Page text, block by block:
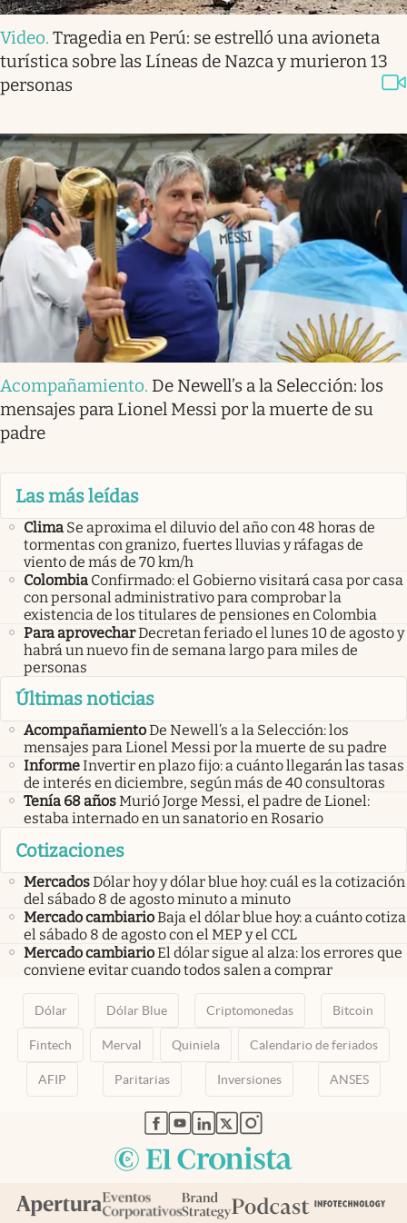
Video. Tragedia en Perú: se estrelló una avioneta
turística sobre las Líneas de Nazca y murieron 13
personas
Acompañamiento. De Newell’s a la Selección: los
mensajes para Lionel Messi por la muerte de su
padre
Las más leídas
Clima Se aproxima el diluvio del año con 48 horas de
tormentas con granizo, fuertes lluvias y ráfagas de
viento de más de 70 km/h
Colombia Confirmado: el Gobierno visitará casa por casa
con personal administrativo para comprobar la
existencia de los titulares de pensiones en Colombia
Para aprovecharDecretan feriado el lunes 10 de agosto y
habrá un nuevo fin de semana largo para miles de
personas
Últimas noticias
AcompañamientoDe Newell’s a la Selección: los
mensajes para Lionel Messi por la muerte de su padre
InformeInvertir en plazo fijo: a cuánto llegarán las tasas
de interés en diciembre, según más de 40 consultoras
Tenía 68 añosMurió Jorge Messi, el padre de Lionel:
estaba internado en un sanatorio en Rosario
Cotizaciones
MercadosDólar hoy y dólar blue hoy: cuál es la cotización
del sábado 8 de agosto minuto a minuto
Mercado cambiarioBaja el dólar blue hoy: a cuánto cotiza
el sábado 8 de agosto con el MEP y el CCL
Mercado cambiarioEl dólar sigue al alza: los errores que
conviene evitar cuando todos salen a comprar
Dólar Dólar Blue Criptomonedas Bitcoin
Fintech Merval Quiniela Calendario de feriados
AFIP Paritarias Inversiones ANSES
abre en nueva pestaña
abre en nueva pestaña
abre en nueva pestaña
abre en nueva pestaña
abre en nueva pestaña